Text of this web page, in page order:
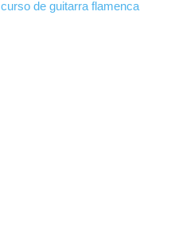
curso de guitarra flamenca